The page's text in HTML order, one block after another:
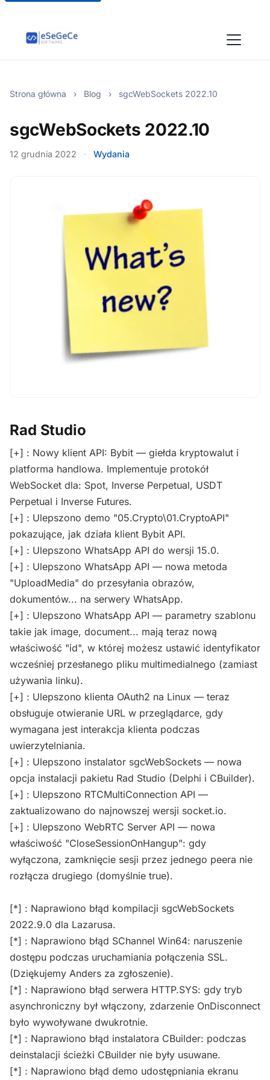
Strona główna › Blog › sgcWebSockets 2022.10
sgcWebSockets 2022.10
12 grudnia 2022 · Wydania
Rad Studio
[+] : Nowy klient API: Bybit — giełda kryptowalut i
platforma handlowa. Implementuje protokół
WebSocket dla: Spot, Inverse Perpetual, USDT
Perpetual i Inverse Futures.
[+] : Ulepszono demo "05.Crypto\01.CryptoAPI"
pokazujące, jak działa klient Bybit API.
[+] : Ulepszono WhatsApp API do wersji 15.0.
[+] : Ulepszono WhatsApp API — nowa metoda
"UploadMedia" do przesyłania obrazów,
dokumentów... na serwery WhatsApp.
[+] : Ulepszono WhatsApp API — parametry szablonu
takie jak image, document... mają teraz nową
właściwość "id", w której możesz ustawić identyfikator
wcześniej przesłanego pliku multimedialnego (zamiast
używania linku).
[+] : Ulepszono klienta OAuth2 na Linux — teraz
obsługuje otwieranie URL w przeglądarce, gdy
wymagana jest interakcja klienta podczas
uwierzytelniania.
[+] : Ulepszono instalator sgcWebSockets — nowa
opcja instalacji pakietu Rad Studio (Delphi i CBuilder).
[+] : Ulepszono RTCMultiConnection API —
zaktualizowano do najnowszej wersji socket.io.
[+] : Ulepszono WebRTC Server API — nowa
właściwość "CloseSessionOnHangup": gdy
wyłączona, zamknięcie sesji przez jednego peera nie
rozłącza drugiego (domyślnie true).
[*] : Naprawiono błąd kompilacji sgcWebSockets
2022.9.0 dla Lazarusa.
[*] : Naprawiono błąd SChannel Win64: naruszenie
dostępu podczas uruchamiania połączenia SSL.
(Dziękujemy Anders za zgłoszenie).
[*] : Naprawiono błąd serwera HTTP.SYS: gdy tryb
asynchroniczny był włączony, zdarzenie OnDisconnect
było wywoływane dwukrotnie.
[*] : Naprawiono błąd instalatora CBuilder: podczas
deinstalacji ścieżki CBuilder nie były usuwane.
[*] : Naprawiono błąd demo udostępniania ekranu